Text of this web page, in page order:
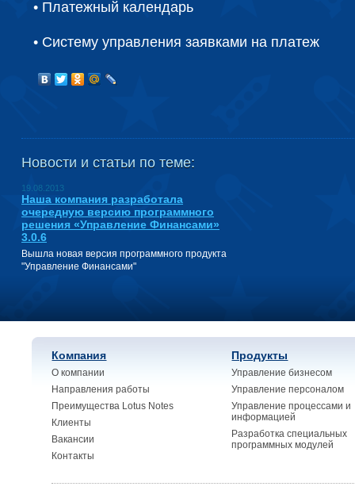
• Платежный календарь
• Систему управления заявками на платеж
Новости и статьи по теме:
19.08.2013
Наша компания разработала
очередную версию программного
решения «Управление Финансами»
3.0.6
Вышла новая версия программного продукта
"Управление Финансами"
Компания
О компании
Направления работы
Преимущества Lotus Notes
Клиенты
Вакансии
Контакты
Продукты
Управление бизнесом
Управление персоналом
Управление процессами и
информацией
Разработка специальных
программных модулей